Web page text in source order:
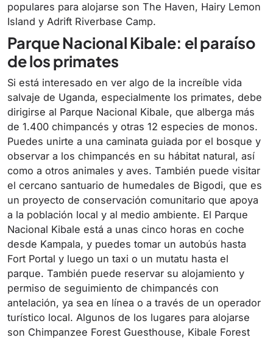
populares para alojarse son The Haven, Hairy Lemon
Island y Adrift Riverbase Camp.
Parque Nacional Kibale: el paraíso
de los primates
Si está interesado en ver algo de la increíble vida
salvaje de Uganda, especialmente los primates, debe
dirigirse al Parque Nacional Kibale, que alberga más
de 1.400 chimpancés y otras 12 especies de monos.
Puedes unirte a una caminata guiada por el bosque y
observar a los chimpancés en su hábitat natural, así
como a otros animales y aves. También puede visitar
el cercano santuario de humedales de Bigodi, que es
un proyecto de conservación comunitario que apoya
a la población local y al medio ambiente. El Parque
Nacional Kibale está a unas cinco horas en coche
desde Kampala, y puedes tomar un autobús hasta
Fort Portal y luego un taxi o un mutatu hasta el
parque. También puede reservar su alojamiento y
permiso de seguimiento de chimpancés con
antelación, ya sea en línea o a través de un operador
turístico local. Algunos de los lugares para alojarse
son Chimpanzee Forest Guesthouse, Kibale Forest